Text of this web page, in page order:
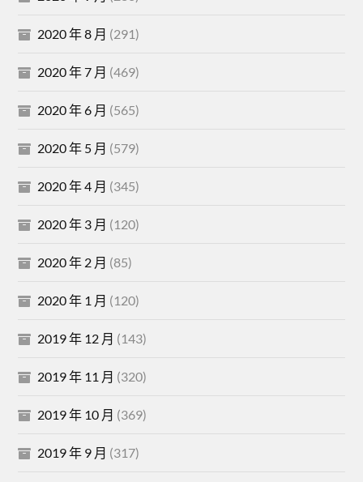
2020 年 8 月 (291)
2020 年 7 月 (469)
2020 年 6 月 (565)
2020 年 5 月 (579)
2020 年 4 月 (345)
2020 年 3 月 (120)
2020 年 2 月 (85)
2020 年 1 月 (120)
2019 年 12 月 (143)
2019 年 11 月 (320)
2019 年 10 月 (369)
2019 年 9 月 (317)